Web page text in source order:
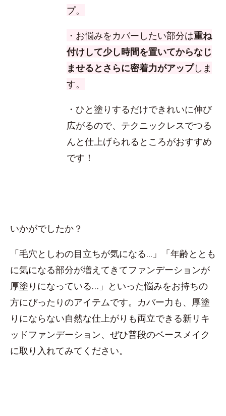
プ。
・お悩みをカバーしたい部分は重ね
付けして少し時間を置いてからなじ
ませるとさらに密着力がアップしま
す。
・ひと塗りするだけできれいに伸び
広がるので、テクニックレスでつる
んと仕上げられるところがおすすめ
です！
いかがでしたか？
「毛穴としわの目立ちが気になる...」「年齢ととも
に気になる部分が増えてきてファンデーションが
厚塗りになっている…」といった悩みをお持ちの
方にぴったりのアイテムです。カバー力も、厚塗
りにならない自然な仕上がりも両立できる新リキ
ッドファンデーション、ぜひ普段のベースメイク
に取り入れてみてください。